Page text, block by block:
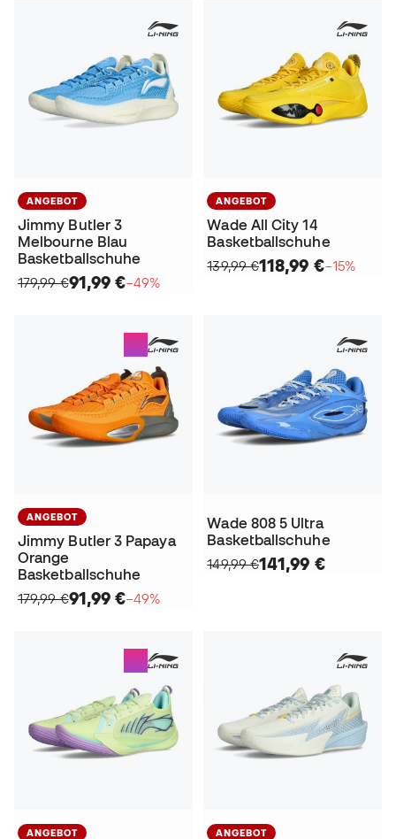
ANGEBOT
Jimmy Butler 3
Melbourne Blau
Basketballschuhe
179,99 €91,99 €−49%
ANGEBOT
Wade All City 14
Basketballschuhe
139,99 €118,99 €−15%
ANGEBOT
Jimmy Butler 3 Papaya
Orange
Basketballschuhe
179,99 €91,99 €−49%
Wade 808 5 Ultra
Basketballschuhe
149,99 €141,99 €
ANGEBOT ANGEBOT